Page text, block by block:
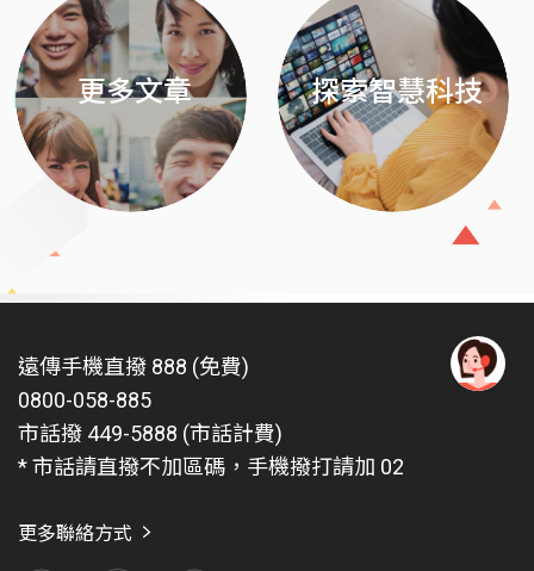
更多文章 探索智慧科技
遠傳手機直撥 888 (免費)
0800-058-885
市話撥 449-5888 (市話計費)
* 市話請直撥不加區碼，手機撥打請加 02
更多聯絡方式